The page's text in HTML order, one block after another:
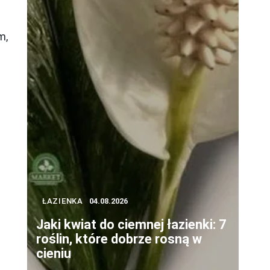
ŁAZIENKA 04.08.2026
Jaki kwiat do ciemnej łazienki: 7
roślin, które dobrze rosną w
cieniu